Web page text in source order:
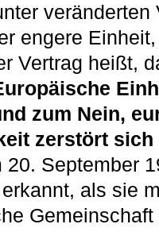
engere
Vertrag heißt,
zum Nein,
zerstört sich
September
als sie
Gemeinschaft